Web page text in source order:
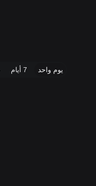
يوم واحد 7 أيام